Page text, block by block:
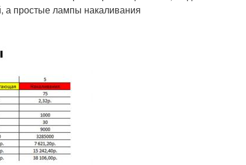
а простые лампы накаливания